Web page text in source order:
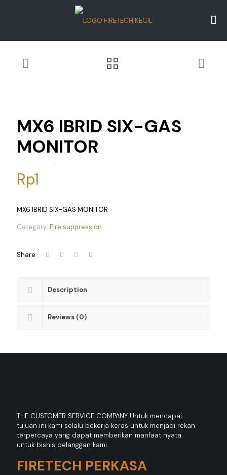
MX6 IBRID SIX-GAS
MONITOR
Rp1
MX6 IBRID SIX-GAS MONITOR
Category: Fire suppression
Share
Description
Reviews (0)
THE CUSTOMER SERVICE COMPANY Untuk mencapai
tujuan ini kami selalu bekerja keras untuk menjadi rekan
terpercaya yang dapat memberikan manfaat nyata
untuk bisnis pelanggan kami.
FIRETECH PERKASA